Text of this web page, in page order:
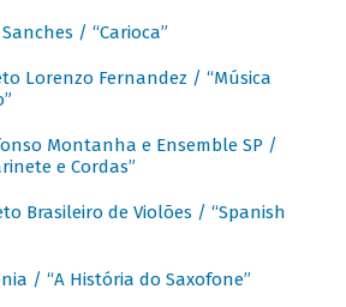
/ “Carioca”
Lorenzo Fernandez / “Música
Montanha e Ensemble SP /
e Cordas”
Brasileiro de Violões / “Spanish
/ “A História do Saxofone”